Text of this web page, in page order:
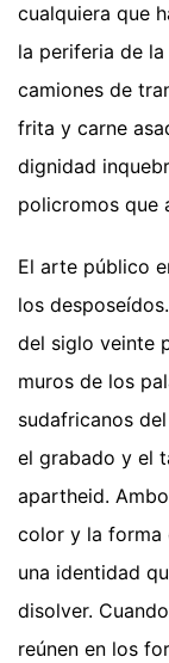
cualquiera que
la periferia de
camiones de
frita y carne
dignidad
policromos que
El arte público
los
del siglo veinte
muros de los
sudafricanos
el grabado y el
apartheid.
color y la forma
una identidad
disolver.
reúnen en los